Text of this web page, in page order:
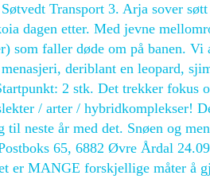
Transport 3. Arja sover
dagen etter. Med jevne
som faller døde om på banen. Vi
deriblant en leopard,
2 stk. Det trekker fokus
/ arter / hybridkomplekser!
neste år med det. Snøen og
65, 6882 Øvre Årdal
er MANGE forskjellige måter å